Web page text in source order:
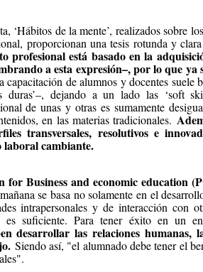
‘Hábitos de la mente’, realizados sobre
proporcionan una tesis rotunda y
profesional está basado en la
a esta expresión–, por lo que ya
capacitación de alumnos y docentes suele
duras’–, dejando a un lado las ‘soft
de unas y otras es sumamente
en las materias tradicionales.
transversales, resolutivos e
laboral cambiante.
for Business and economic education
se basa no solamente en el
intrapersonales y de interacción con
es suficiente. Para tener éxito en un
desarrollar las relaciones humanas,
Siendo así, "el alumnado debe tener el